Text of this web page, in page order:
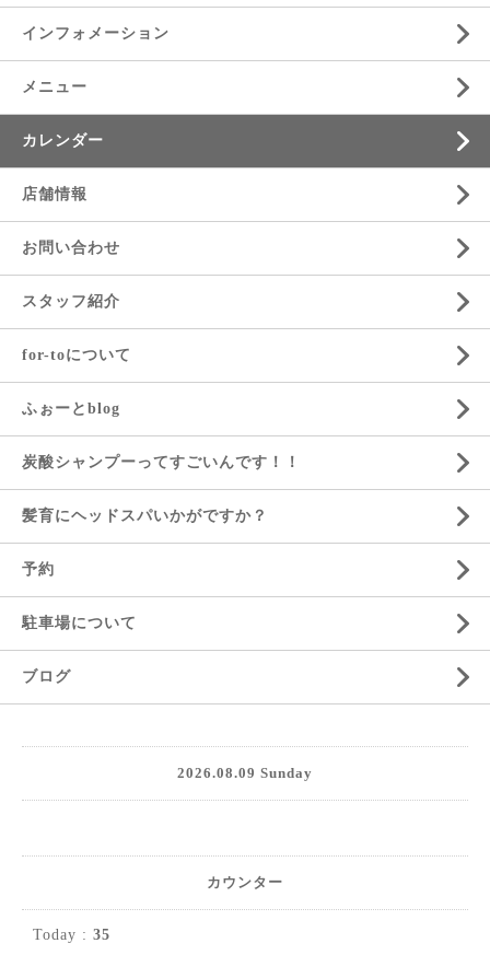
インフォメーション
メニュー
カレンダー
店舗情報
お問い合わせ
スタッフ紹介
for-toについて
ふぉーとblog
炭酸シャンプーってすごいんです！！
髪育にヘッドスパいかがですか？
予約
駐車場について
ブログ
2026.08.09 Sunday
カウンター
Today : 35